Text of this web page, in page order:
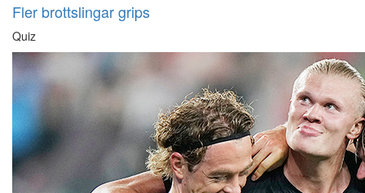
Fler brottslingar grips
Quiz